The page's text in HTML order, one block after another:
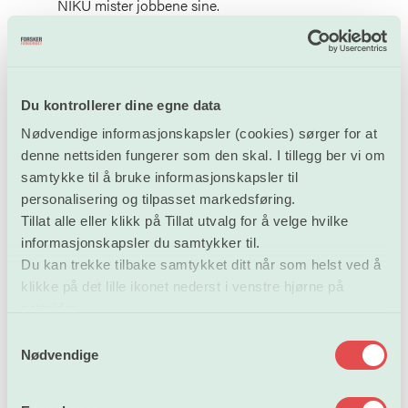
Du kontrollerer dine egne data
Nødvendige informasjonskapsler (cookies) sørger for at
denne nettsiden fungerer som den skal. I tillegg ber vi om
samtykke til å bruke informasjonskapsler til
personalisering og tilpasset markedsføring.
Tillat alle eller klikk på Tillat utvalg for å velge hvilke
informasjonskapsler du samtykker til.
Du kan trekke tilbake samtykket ditt når som helst ved å
klikke på det lille ikonet nederst i venstre hjørne på
Nødvendige
NIKU mister jobbene sine.
Midler til kulturmiljøforvaltning må øremerkes.
Lovforslagets §4 d, om definisjon av løse kulturminner
oppleves som utydelig. Det er uklart om skriftlig
materiale inngår i definisjonen. Dette kan ha viktige
implikasjoner sett fra et arkivfaglig perspektiv og
avgrensningen mot arkivdefinisjon bør derfor defineres.
Arkivloven har et lovfestet vern for offentlig skapt
materiale før 1950. Privatarkiv har ikke et slikt vern.
Dersom et funn inneholder skriftlig materiale som ikke
avklares.